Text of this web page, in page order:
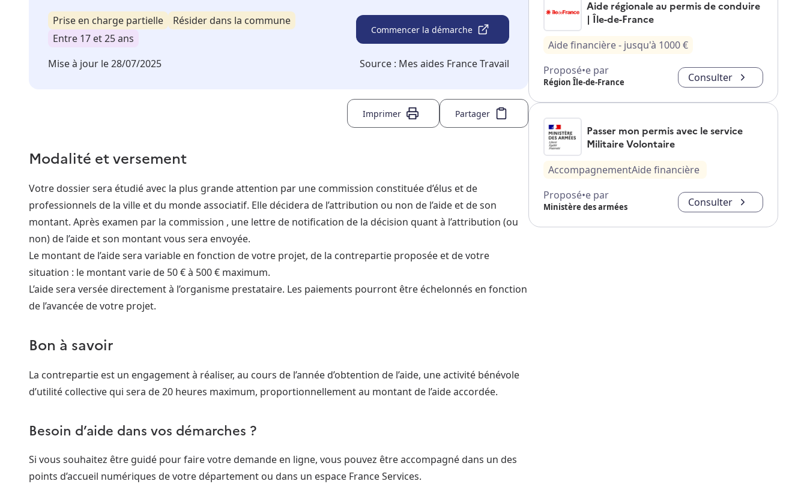
Prise en charge partielle
Résider dans la commune
Entre 17 et 25 ans
Commencer la démarche
Mise à jour le28/07/2025 Source : Mes aides France Travail
Imprimer Partager
Modalité et versement
Votre dossier sera étudié avec la plus grande attention par une commission constituée d’élus et de
professionnels de la ville et du monde associatif. Elle décidera de l’attribution ou non de l’aide et de son
montant. Après examen par la commission , une lettre de notification de la décision quant à l’attribution (ou
non) de l’aide et son montant vous sera envoyée.
Le montant de l’aide sera variable en fonction de votre projet, de la contrepartie proposée et de votre
situation : le montant varie de 50 € à 500 € maximum.
L’aide sera versée directement à l’organisme prestataire. Les paiements pourront être échelonnés en fonction
de l’avancée de votre projet.
Bon à savoir
La contrepartie est un engagement à réaliser, au cours de l’année d’obtention de l’aide, une activité bénévole
d’utilité collective qui sera de 20 heures maximum, proportionnellement au montant de l’aide accordée.
Besoin d’aide dans vos démarches ?
Si vous souhaitez être guidé pour faire votre demande en ligne, vous pouvez être accompagné dans un des
points d’accueil numériques de votre département ou dans un espace France Services.
Aide régionale au permis de conduire
| Île-de-France
Aide financière- jusqu'à 1000€
Proposé•e par
Région Île-de-France Consulter
Passer mon permis avec le service
Militaire Volontaire
AccompagnementAide financière
Proposé•e par
Ministère des armées Consulter